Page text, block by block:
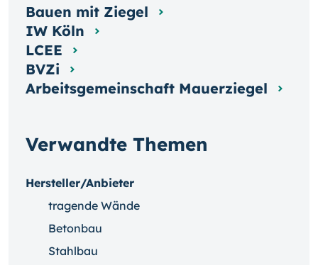
Verwandte Themen
Hersteller/Anbieter
tragende Wände
Betonbau
Stahlbau
Bauen mit Ziegel
IW Köln
LCEE
BVZi
Arbeitsgemeinschaft Mauerziegel